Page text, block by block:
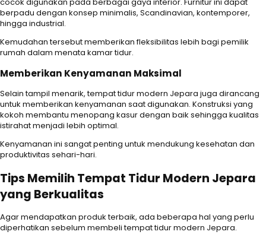
berpadu dengan konsep minimalis, Scandinavian, kontemporer,
hingga industrial.
Kemudahan tersebut memberikan fleksibilitas lebih bagi pemilik
rumah dalam menata kamar tidur.
Memberikan Kenyamanan Maksimal
Selain tampil menarik, tempat tidur modern Jepara juga dirancang
untuk memberikan kenyamanan saat digunakan. Konstruksi yang
kokoh membantu menopang kasur dengan baik sehingga kualitas
istirahat menjadi lebih optimal.
Kenyamanan ini sangat penting untuk mendukung kesehatan dan
produktivitas sehari-hari.
Tips Memilih Tempat Tidur Modern Jepara
yang Berkualitas
Agar mendapatkan produk terbaik, ada beberapa hal yang perlu
diperhatikan sebelum membeli tempat tidur modern Jepara.